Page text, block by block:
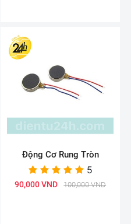
Động Cơ Rung Tròn
5
90,000 VND 100,000 VND